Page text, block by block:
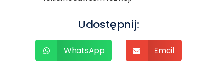
Udostępnij:
WhatsApp Email